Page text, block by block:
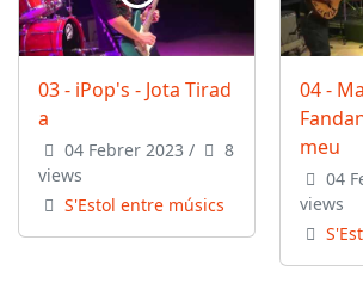
03 - iPop's - Jota Tirad
a
04 Febrer 2023 /
8
views
S'Estol entre músics
04 -
meu
04
views